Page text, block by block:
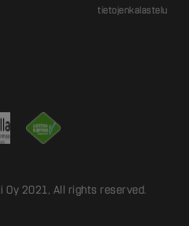
tietojenkalastelu
2021, All rights reserved.